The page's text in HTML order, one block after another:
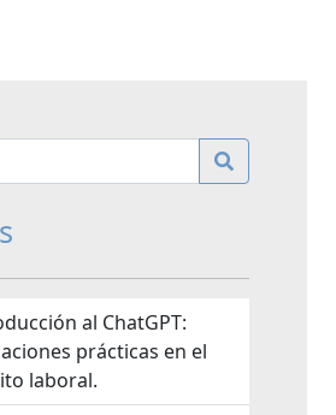
al ChatGPT:
prácticas en el
laboral.